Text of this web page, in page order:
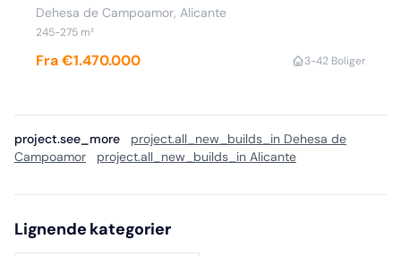
Dehesa de Campoamor, Alicante
245-275 m²
Fra €1.470.000 3-42 Boliger
project.see_more
project.all_new_builds_in Dehesa de
Campoamor
project.all_new_builds_in Alicante
Lignende kategorier